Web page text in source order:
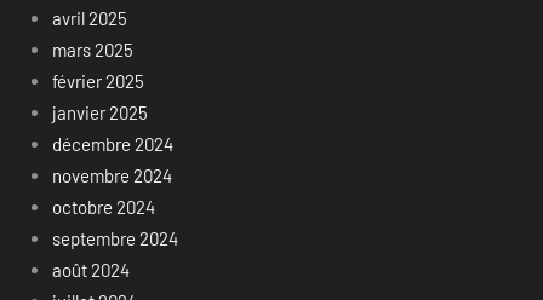
avril 2025
mars 2025
février 2025
janvier 2025
décembre 2024
novembre 2024
octobre 2024
septembre 2024
août 2024